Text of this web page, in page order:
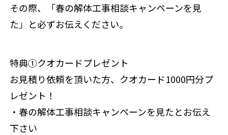
その際、「春の解体工事相談キャンペーンを見
た」と必ずお伝えください。
特典①クオカードプレゼント
お見積り依頼を頂いた方、クオカード1000円分プ
レゼント！
・春の解体工事相談キャンペーンを見たとお伝え
下さい